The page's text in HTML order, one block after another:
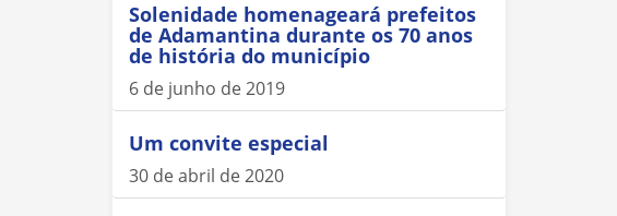
Solenidade homenageará prefeitos
de Adamantina durante os 70 anos
de história do município
6 de junho de 2019
Um convite especial
30 de abril de 2020